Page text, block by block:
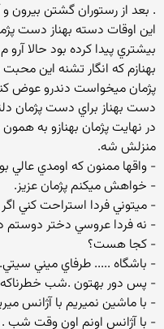
. بعد از رستوران گشتن بيرون
اين اوقات دسته بهناز دست
بيشتري پيدا كرده بود حالا
بهنازم كه انگار تشنه اين
پژمان ميخواست دندرو عوض
دست بهناز براي دست پژمان
در نهايت پژمان بهنازو به
منزلش شه.
- واقها ممنون كه اومدي عالي
- خواهش ميكنم پژمان عزيز.
- ميتوني فردا استراحت كني
- نه فردا عروسي دختر دوستم
- كجا هست؟
- باشگاه ..... طرفاي ميني سيتي.
- پس دور بهتون .شب خطرناكه
- با ماشين نميريم با آژانس
- با آژانس اونم اون وقت شب .